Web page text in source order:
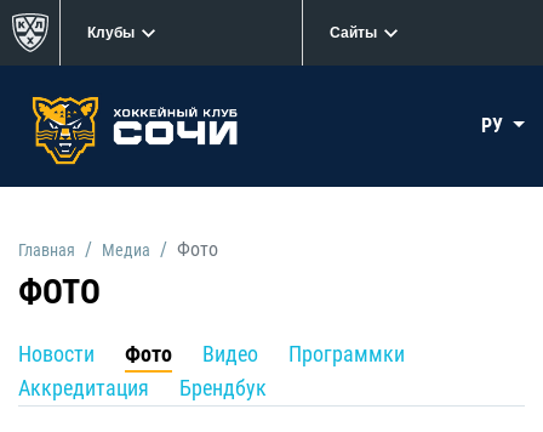
Клубы Сайты
РУ
Главная Медиа Фото
ФОТО
Новости Фото Видео
Программки
Аккредитация
Брендбук